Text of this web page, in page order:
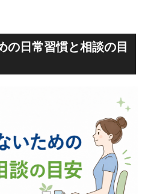
の日常習慣と相談の目